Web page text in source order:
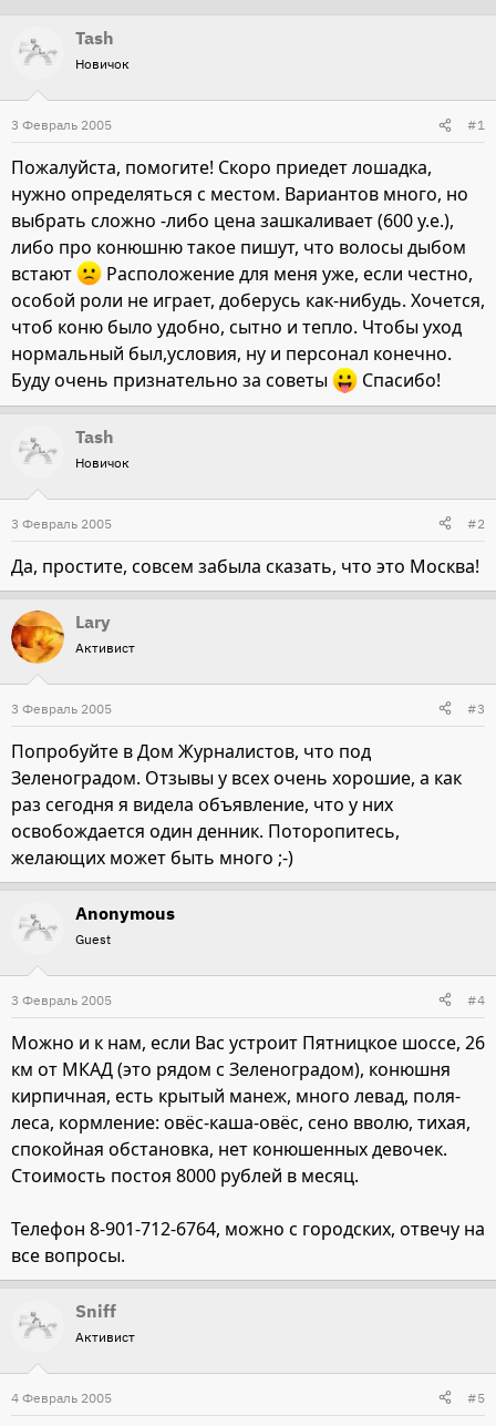
о
т
е
а
ч
а
Tash
Новичок
3 Февраль 2005 #1
Пожалуйста, помогите! Скоро приедет лошадка,
нужно определяться с местом. Вариантов много, но
выбрать сложно -либо цена зашкаливает (600 у.е.),
либо про конюшню такое пишут, что волосы дыбом
встают
Расположение для меня уже, если честно,
особой роли не играет, доберусь как-нибудь. Хочется,
чтоб коню было удобно, сытно и тепло. Чтобы уход
нормальный был,условия, ну и персонал конечно.
Буду очень признательно за советы
Спасибо!
Tash
Новичок
3 Февраль 2005 #2
Да, простите, совсем забыла сказать, что это Москва!
Lary
Активист
3 Февраль 2005 #3
Попробуйте в Дом Журналистов, что под
Зеленоградом. Отзывы у всех очень хорошие, а как
раз сегодня я видела объявление, что у них
освобождается один денник. Поторопитесь,
желающих может быть много ;-)
Anonymous
Guest
3 Февраль 2005 #4
Можно и к нам, если Вас устроит Пятницкое шоссе, 26
км от МКАД (это рядом с Зеленоградом), конюшня
кирпичная, есть крытый манеж, много левад, поля-
леса, кормление: овёс-каша-овёс, сено вволю, тихая,
спокойная обстановка, нет конюшенных девочек.
Стоимость постоя 8000 рублей в месяц.
Телефон 8-901-712-6764, можно с городских, отвечу на
все вопросы.
Sniff
Активист
4 Февраль 2005 #5